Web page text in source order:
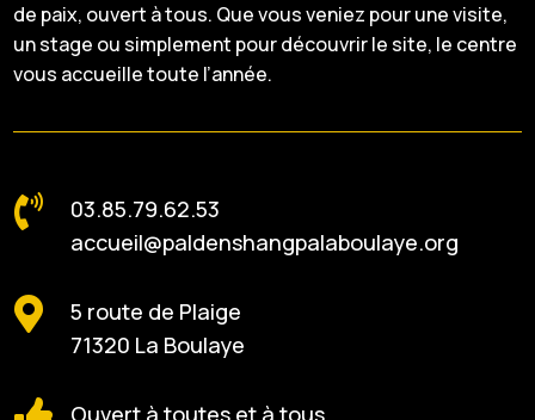
de paix, ouvert à tous. Que vous veniez pour une visite,
un stage ou simplement pour découvrir le site, le centre
vous accueille toute l’année.

03.85.79.62.53
accueil@paldenshangpalaboulaye.org

5 route de Plaige
71320 La Boulaye
Ouvert à toutes et à tous